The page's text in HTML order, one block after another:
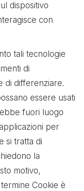
dispositivo
con
tali tecnologie
di
di differenziare.
essere usati
fuori luogo
per
si tratta di
la
motivo,
Cookie è